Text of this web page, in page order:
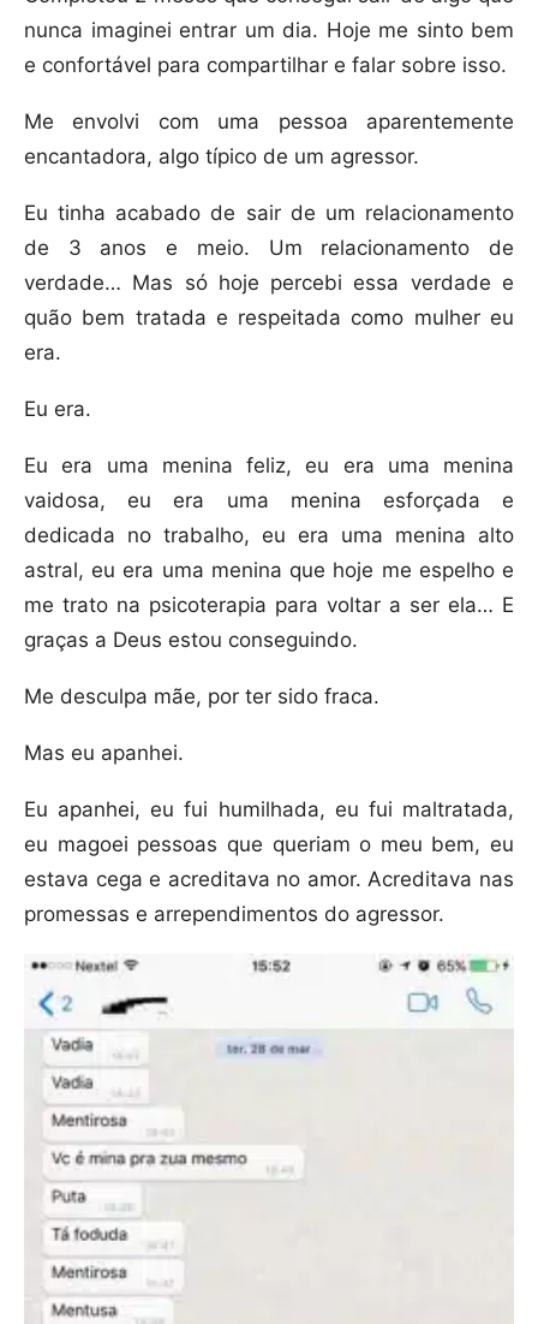
nunca imaginei entrar um dia. Hoje me sinto bem
e confortável para compartilhar e falar sobre isso.
Me envolvi com uma pessoa aparentemente
encantadora, algo típico de um agressor.
Eu tinha acabado de sair de um relacionamento
de 3 anos e meio. Um relacionamento de
verdade… Mas só hoje percebi essa verdade e
quão bem tratada e respeitada como mulher eu
era.
Eu era.
Eu era uma menina feliz, eu era uma menina
vaidosa, eu era uma menina esforçada e
dedicada no trabalho, eu era uma menina alto
astral, eu era uma menina que hoje me espelho e
me trato na psicoterapia para voltar a ser ela… E
graças a Deus estou conseguindo.
Me desculpa mãe, por ter sido fraca.
Mas eu apanhei.
Eu apanhei, eu fui humilhada, eu fui maltratada,
eu magoei pessoas que queriam o meu bem, eu
estava cega e acreditava no amor. Acreditava nas
promessas e arrependimentos do agressor.